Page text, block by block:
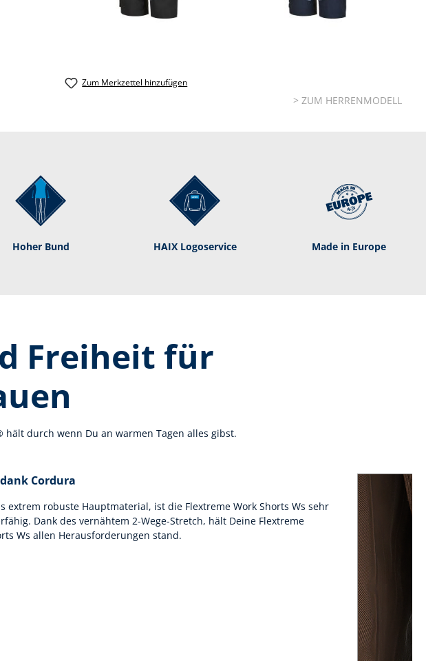
Zum Merkzettel hinzufügen
> ZUM HERRENMODELL
Hoher Bund HAIX Logoservice Made in Europe
Freiheit für
hält durch wenn Du an warmen Tagen alles gibst.
Cordura
extrem robuste Hauptmaterial, ist die Flextreme Work Shorts Ws sehr
Dank des vernähtem 2-Wege-Stretch, hält Deine Flextreme
Ws allen Herausforderungen stand.